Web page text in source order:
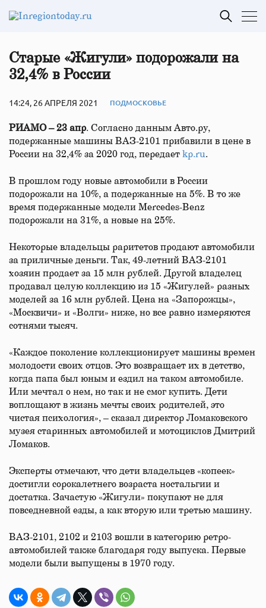
Старые «Жигули» подорожали на
32,4% в России
14:24, 26 АПРЕЛЯ 2021 ПОДМОСКОВЬЕ
РИАМО – 23 апр. Согласно данным Авто.ру,
подержанные машины ВАЗ-2101 прибавили в цене в
России на 32,4% за 2020 год, передает kp.ru.
В прошлом году новые автомобили в России
подорожали на 10%, а подержанные на 5%. В то же
время подержанные модели Mercedes-Benz
подорожали на 31%, а новые на 25%.
Некоторые владельцы раритетов продают автомобили
за приличные деньги. Так, 49-летний ВАЗ-2101
хозяин продает за 15 млн рублей. Другой владелец
продавал целую коллекцию из 15 «Жигулей» разных
моделей за 16 млн рублей. Цена на «Запорожцы»,
«Москвичи» и «Волги» ниже, но все равно измеряются
сотнями тысяч.
«Каждое поколение коллекционирует машины времен
молодости своих отцов. Это возвращает их в детство,
когда папа был юным и ездил на таком автомобиле.
Или мечтал о нем, но так и не смог купить. Дети
воплощают в жизнь мечты своих родителей, это
чистая психология», – сказал директор Ломаковского
музея старинных автомобилей и мотоциклов Дмитрий
Ломаков.
Эксперты отмечают, что дети владельцев «копеек»
достигли сорокалетнего возраста ностальгии и
достатка. Зачастую «Жигули» покупают не для
повседневной езды, а как вторую или третью машину.
ВАЗ-2101, 2102 и 2103 вошли в категорию ретро-
автомобилей также благодаря году выпуска. Первые
модели были выпущены в 1970 году.